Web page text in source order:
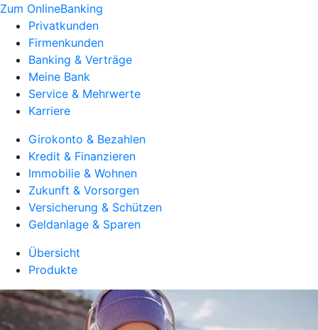
Zum OnlineBanking
Privatkunden
Firmenkunden
Banking & Verträge
Meine Bank
Service & Mehrwerte
Karriere
Girokonto & Bezahlen
Kredit & Finanzieren
Immobilie & Wohnen
Zukunft & Vorsorgen
Versicherung & Schützen
Geldanlage & Sparen
Übersicht
Produkte